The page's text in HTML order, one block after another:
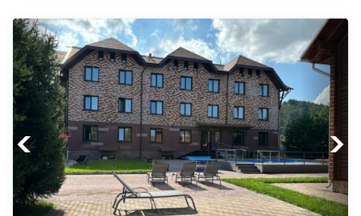
Previous Next